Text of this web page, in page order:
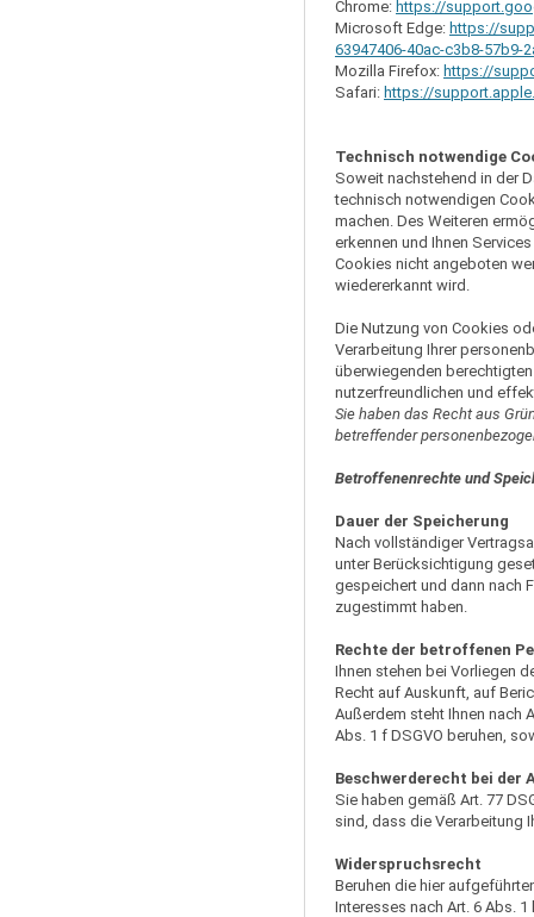
Chrome: https://
Microsoft Edge: https://
63947406-40ac-c3b8-57b9-
Mozilla Firefox: https://
Safari: https://
Technisch notwendige
Soweit nachstehend in der
technisch notwendigen
machen. Des Weiteren
erkennen und Ihnen
Cookies nicht angeboten
wiedererkannt wird.
Die Nutzung von Cookies
Verarbeitung Ihrer
überwiegenden
nutzerfreundlichen und
Sie haben das Recht aus
betreffender
Betroffenenrechte und
Dauer der Speicherung
Nach vollständiger
unter Berücksichtigung
gespeichert und dann nach
zugestimmt haben.
Rechte der betroffenen
Ihnen stehen bei Vorliegen
Recht auf Auskunft, auf
Außerdem steht Ihnen nach
Abs. 1 f DSGVO beruhen,
Beschwerderecht bei der
Sie haben gemäß Art. 77
sind, dass die Verarbeitung
Widerspruchsrecht
Beruhen die hier
Interesses nach Art. 6 Abs.